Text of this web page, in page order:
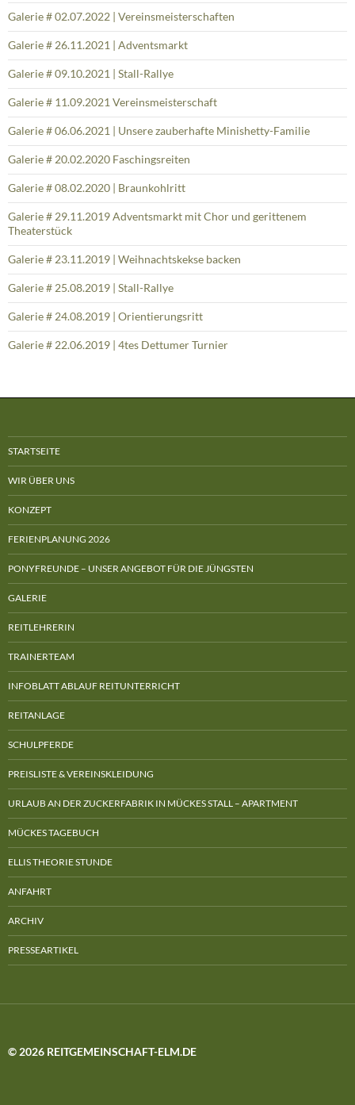
Galerie # 02.07.2022 | Vereinsmeisterschaften
Galerie # 26.11.2021 | Adventsmarkt
Galerie # 09.10.2021 | Stall-Rallye
Galerie # 11.09.2021 Vereinsmeisterschaft
Galerie # 06.06.2021 | Unsere zauberhafte Minishetty-Familie
Galerie # 20.02.2020 Faschingsreiten
Galerie # 08.02.2020 | Braunkohlritt
Galerie # 29.11.2019 Adventsmarkt mit Chor und gerittenem
Theaterstück
Galerie # 23.11.2019 | Weihnachtskekse backen
Galerie # 25.08.2019 | Stall-Rallye
Galerie # 24.08.2019 | Orientierungsritt
Galerie # 22.06.2019 | 4tes Dettumer Turnier
STARTSEITE
WIR ÜBER UNS
KONZEPT
FERIENPLANUNG 2026
PONYFREUNDE – UNSER ANGEBOT FÜR DIE JÜNGSTEN
GALERIE
REITLEHRERIN
TRAINERTEAM
INFOBLATT ABLAUF REITUNTERRICHT
REITANLAGE
SCHULPFERDE
PREISLISTE & VEREINSKLEIDUNG
URLAUB AN DER ZUCKERFABRIK IN MÜCKES STALL – APARTMENT
MÜCKES TAGEBUCH
ELLIS THEORIE STUNDE
ANFAHRT
ARCHIV
PRESSEARTIKEL
© 2026 REITGEMEINSCHAFT-ELM.DE